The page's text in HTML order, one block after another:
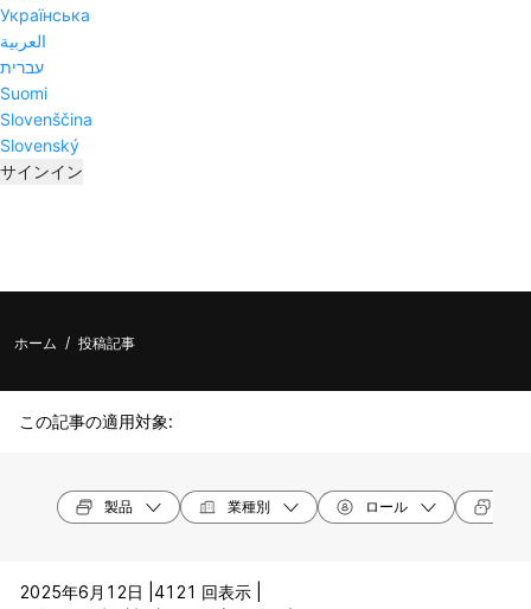
Українська
العربية
עברית
Suomi
Slovenščina
Slovenský
サインイン
ホーム / 投稿記事
この記事の適用対象:
製品 業種別 ロール
2025年6月12日 | 4121 回表示 |